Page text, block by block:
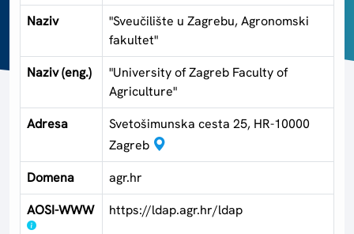
Naziv
"Sveučilište u Zagrebu, Agronomski
fakultet"
Naziv (eng.)
"University of Zagreb Faculty of
Agriculture"
Adresa
Svetošimunska cesta 25, HR-10000
Zagreb
Domena
agr.hr
AOSI-WWW
https://ldap.agr.hr/ldap